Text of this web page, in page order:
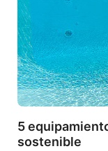
5
sostenible